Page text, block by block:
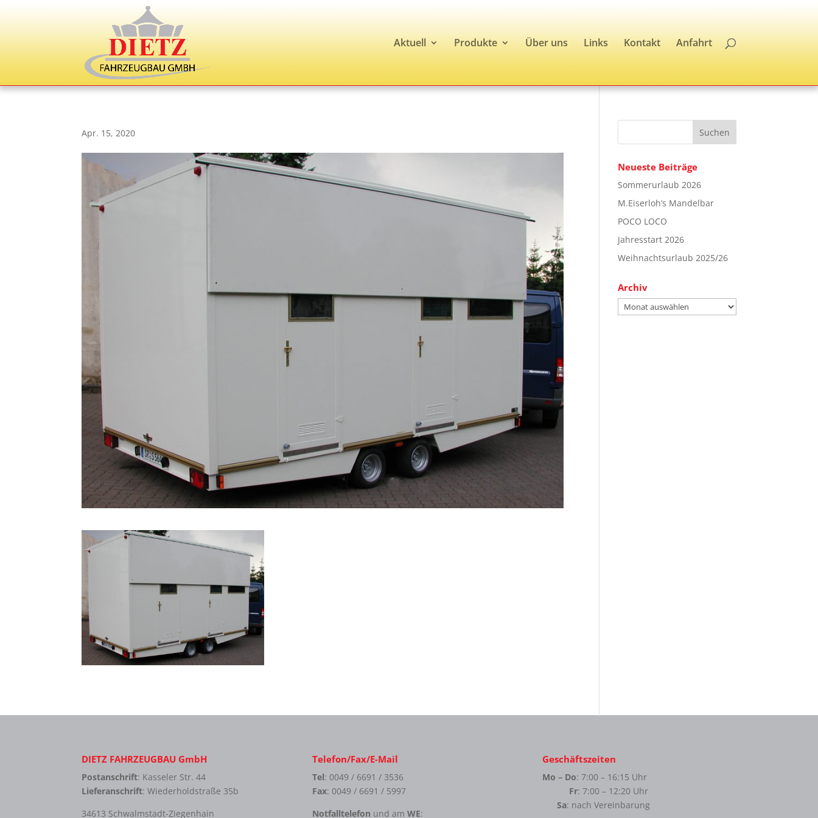
Aktuell Produkte Über uns Links Kontakt Anfahrt
Apr. 15, 2020
Neueste Beiträge
Sommerurlaub 2026
M.Eiserloh’s Mandelbar
POCO LOCO
Jahresstart 2026
Weihnachtsurlaub 2025/26
Archiv
Archiv
DIETZ FAHRZEUGBAU GmbH
Postanschrift: Kasseler Str. 44
Lieferanschrift: Wiederholdstraße 35b
34613 Schwalmstadt-Ziegenhain
Telefon/Fax/E-Mail
Tel: 0049 / 6691 / 3536
Fax: 0049 / 6691 / 5997
Notfalltelefon und am WE:
Geschäftszeiten
Mo – Do: 7:00 – 16:15 Uhr
Fr: 7:00 – 12:20 Uhr
Sa: nach Vereinbarung